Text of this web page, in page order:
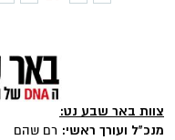
צוות באר שבע נט:
מנכ"ל ועורך ראשי: רם שהם